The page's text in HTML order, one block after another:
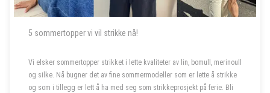
5 sommertopper vi vil strikke nå!
Vi elsker sommertopper strikket i lette kvaliteter av lin, bomull, merinoull
og silke. Nå bugner det av fine sommermodeller som er lette å strikke
og som i tillegg er lett å ha med seg som strikkeprosjekt på ferie. Bli